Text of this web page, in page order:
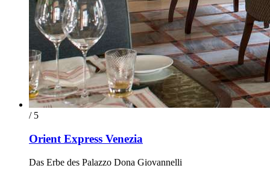
/ 5
Orient Express Venezia
Das Erbe des Palazzo Dona Giovannelli